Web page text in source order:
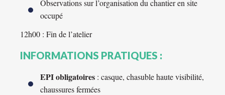
Observations sur l’organisation du chantier en site
occupé
12h00 : Fin de l’atelier
INFORMATIONS PRATIQUES :
EPI obligatoires : casque, chasuble haute visibilité,
chaussures fermées